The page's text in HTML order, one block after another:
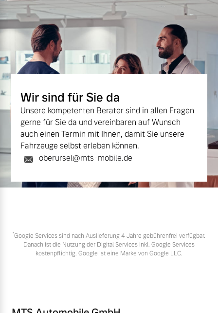
Wir sind für Sie da
Unsere kompetenten Berater sind in allen Fragen
gerne für Sie da und vereinbaren auf Wunsch
auch einen Termin mit Ihnen, damit Sie unsere
Fahrzeuge selbst erleben können.
oberursel@mts-mobile.de
*Google Services sind nach Auslieferung 4 Jahre gebührenfrei verfügbar.
Danach ist die Nutzung der Digital Services inkl. Google Services
kostenpflichtig. Google ist eine Marke von Google LLC.